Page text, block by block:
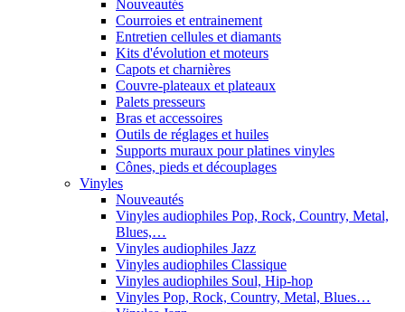
Nouveautés
Courroies et entrainement
Entretien cellules et diamants
Kits d'évolution et moteurs
Capots et charnières
Couvre-plateaux et plateaux
Palets presseurs
Bras et accessoires
Outils de réglages et huiles
Supports muraux pour platines vinyles
Cônes, pieds et découplages
Vinyles
Nouveautés
Vinyles audiophiles Pop, Rock, Country, Metal,
Blues,…
Vinyles audiophiles Jazz
Vinyles audiophiles Classique
Vinyles audiophiles Soul, Hip-hop
Vinyles Pop, Rock, Country, Metal, Blues…